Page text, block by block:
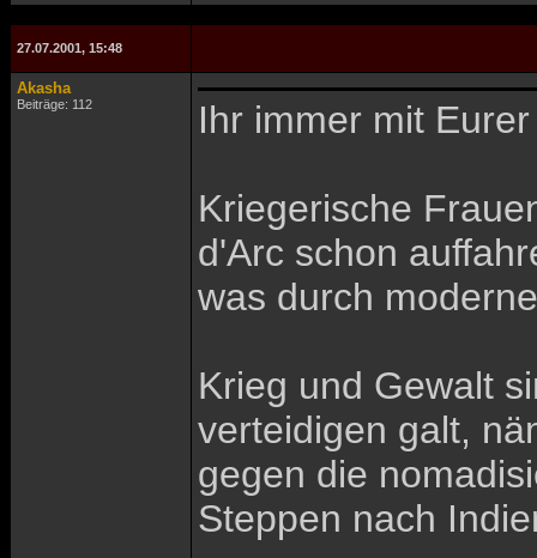
27.07.2001, 15:48
Akasha
Beiträge: 112 Ihr immer mit
Kriegerische
d'Arc schon
was durch
Krieg und Gewalt
verteidigen galt,
gegen die
Steppen nach